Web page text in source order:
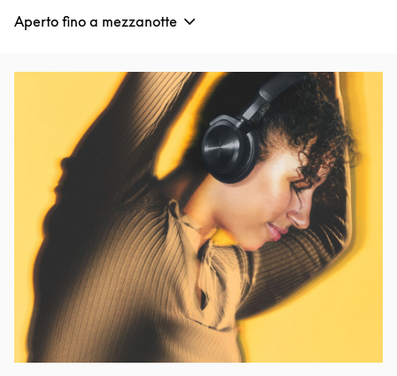
Aperto fino a mezzanotte
Immagine evento